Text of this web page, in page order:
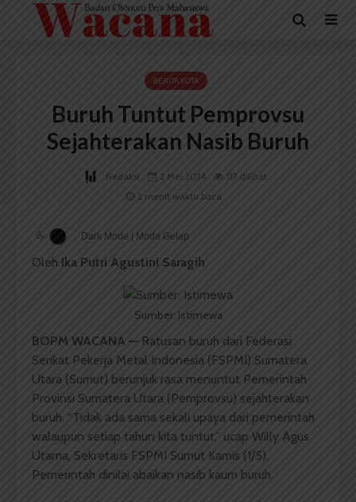
BERITA KOTA
Buruh Tuntut Pemprovsu
Sejahterakan Nasib Buruh
Redaksi 2 Mei 2014
117 dilihat
2 menit waktu baca
Dark Mode | Moda Gelap
Oleh Ika Putri Agustini Saragih
Sumber: Istimewa
BOPM WACANA — Ratusan buruh dari Federasi
Serikat Pekerja Metal Indonesia (FSPMI) Sumatera
Utara (Sumut) berunjuk rasa menuntut Pemerintah
Provinsi Sumatera Utara (Pemprovsu) sejahterakan
buruh. “Tidak ada sama sekali upaya dari pemerintah
walaupun setiap tahun kita tuntut,” ucap Willy Agus
Utama, Sekretaris FSPMI Sumut Kamis (1/5).
Pemerintah dinilai abaikan nasib kaum buruh.